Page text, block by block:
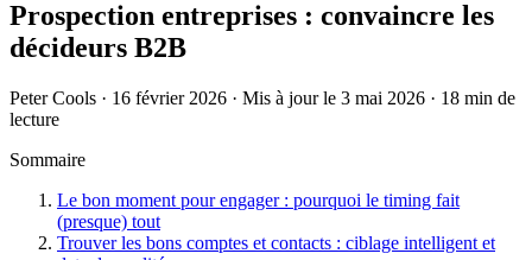
Prospection entreprises : convaincre les
décideurs B2B
Peter Cools · 16 février 2026 · Mis à jour le 3 mai 2026 · 18 min de
lecture
Sommaire
Le bon moment pour engager : pourquoi le timing fait
(presque) tout
Trouver les bons comptes et contacts : ciblage intelligent et